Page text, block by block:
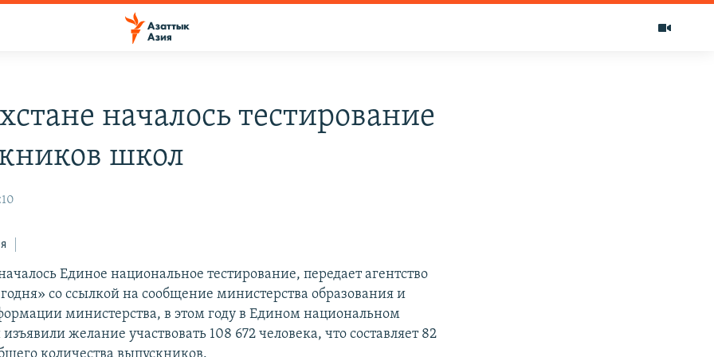
началось тестирование
школ
Единое национальное тестирование, передает агентство
со ссылкой на сообщение министерства образования и
министерства, в этом году в Едином национальном
желание участвовать 108 672 человека, что составляет 82